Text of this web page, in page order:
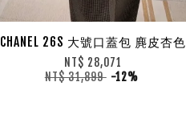
CHANEL 26S 大號口蓋包 麂皮杏色
NT$ 28,071
NT$ 31,899 -12%